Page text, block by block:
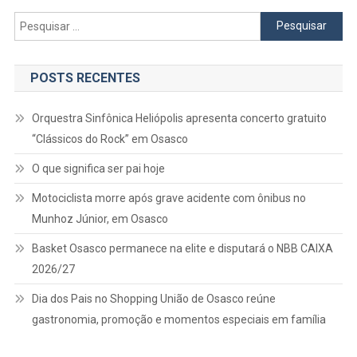
Pesquisar
por:
POSTS RECENTES
Orquestra Sinfônica Heliópolis apresenta concerto gratuito
“Clássicos do Rock” em Osasco
O que significa ser pai hoje
Motociclista morre após grave acidente com ônibus no
Munhoz Júnior, em Osasco
Basket Osasco permanece na elite e disputará o NBB CAIXA
2026/27
Dia dos Pais no Shopping União de Osasco reúne
gastronomia, promoção e momentos especiais em família